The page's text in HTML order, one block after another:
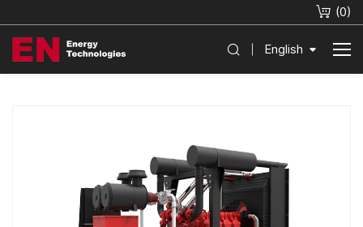
(0)
English